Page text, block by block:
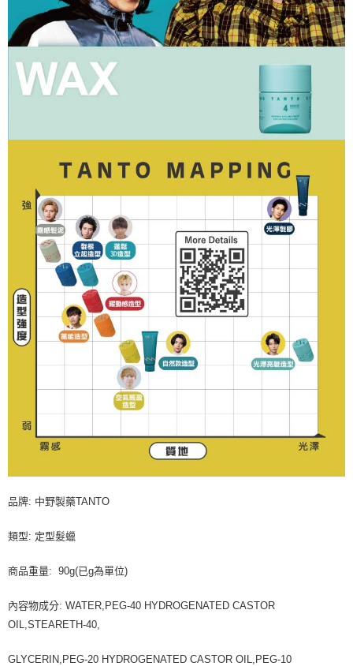
品牌: 中野製藥TANTO
類型: 定型髮蠟
商品重量: 90g(已g為單位)
內容物成分: WATER,PEG-40 HYDROGENATED CASTOR
OIL,STEARETH-40,
GLYCERIN,PEG-20 HYDROGENATED CASTOR OIL,PEG-10